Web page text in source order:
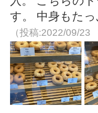
す。 中身もた
（投稿:2022/09/23